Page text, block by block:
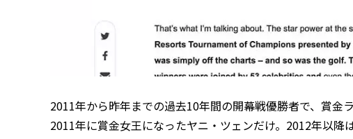
2011年から昨年までの過去10年間の開幕戦優勝者で、賞金
2011年に賞金女王になったヤニ・ツェンだけ。2012年以降